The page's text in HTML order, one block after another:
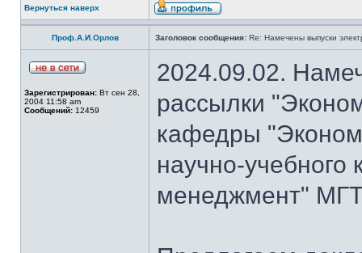
Вернуться наверх
Проф.А.И.Орлов Заголовок сообщения: Re: Намечены выпуски
Зарегистрирован: Вт сен 28,
2004 11:58 am
Сообщений: 12459
2024.09.02.
рассылки
кафедры
научно-
менеджмент"